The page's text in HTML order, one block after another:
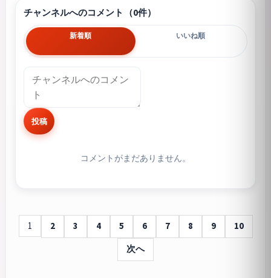
チャンネルへのコメント（0件）
新着順 いいね順
投稿
コメントがまだありません。
1 2 3 4 5 6 7 8 9
10
次へ